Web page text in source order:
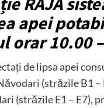
apei
orar 10.00
de lipsa apei
(străzile B1 –
(străzile E1 – E7),